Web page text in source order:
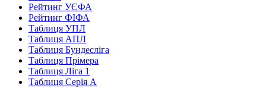
Рейтинг УЄФА
Рейтинг ФІФА
Таблиця УПЛ
Таблиця АПЛ
Таблиця Бундесліга
Таблиця Прімера
Таблиця Ліга 1
Таблиця Серія А